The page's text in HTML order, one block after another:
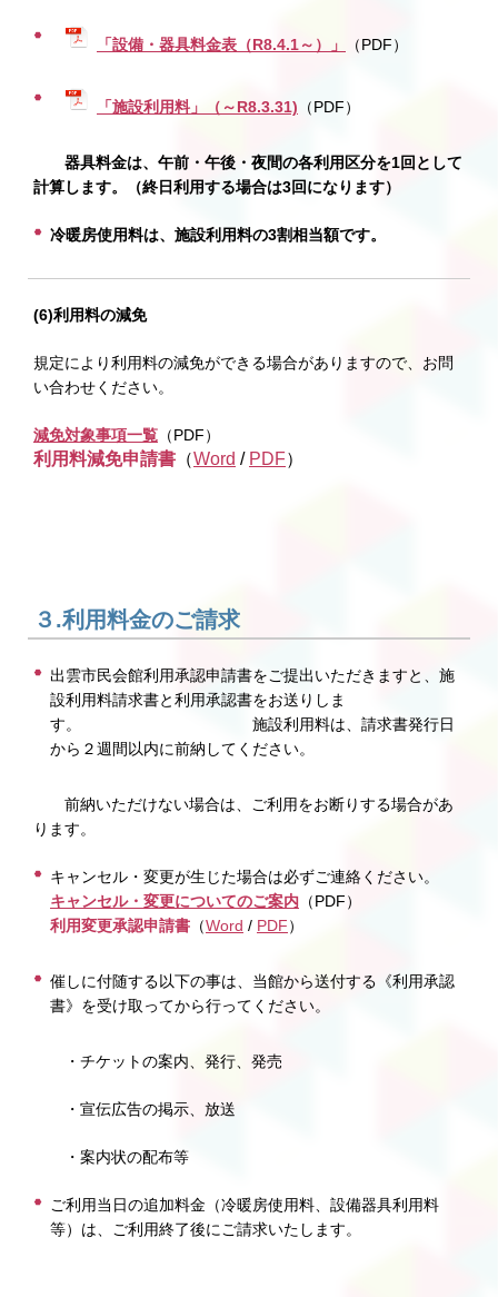
「設備・器具料金表（R8.4.1～）」 （PDF）
「施設利用料」（～R8.3.31) （PDF）
器具料金は、午前・午後・夜間の各利用区分を1回として
計算します。（終日利用する場合は3回になります）
冷暖房使用料は、施設利用料の3割相当額です。
(6)利用料の減免
規定により利用料の減免ができる場合がありますので、お問
い合わせください。
減免対象事項一覧 （PDF）
利用料減免申請書 （Word / PDF）
３.利用料金のご請求
出雲市民会館利用承認申請書をご提出いただきますと、施
設利用料請求書と利用承認書をお送りしま
す。 施設利用料は、請求書発行日
から２週間以内に前納してください。
前納いただけない場合は、ご利用をお断りする場合があ
ります。
キャンセル・変更が生じた場合は必ずご連絡ください。
キャンセル・変更についてのご案内 （PDF）
利用変更承認申請書 （Word / PDF）
催しに付随する以下の事は、当館から送付する《利用承認
書》を受け取ってから行ってください。
・チケットの案内、発行、発売
・宣伝広告の掲示、放送
・案内状の配布等
ご利用当日の追加料金（冷暖房使用料、設備器具利用料
等）は、ご利用終了後にご請求いたします。